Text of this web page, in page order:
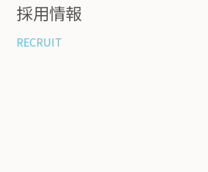
採用情報
RECRUIT